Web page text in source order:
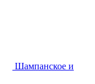
Шампанское и